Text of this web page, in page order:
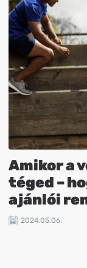
Amikor a
téged –
ajánlói
2024.05.06.